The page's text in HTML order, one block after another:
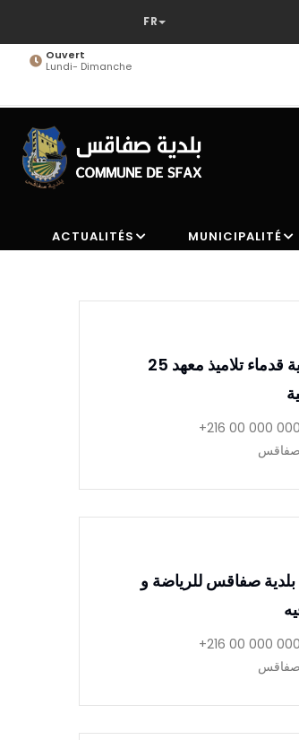
contenuOuvert
Lundi- Dimanche
ACTUALITÉS MUNICIPALITÉ
جمعية قدماء تلاميذ معهد 25
000 000 00 216+
صفاقس
بلدية صفاقس للرياضة و
000 000 00 216+
صفاقس